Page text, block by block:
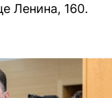
Ленина, 160.